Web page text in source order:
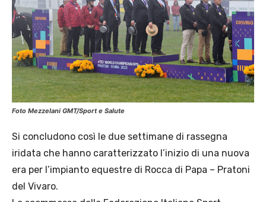
Foto Mezzelani GMT/Sport e Salute
Si concludono così le due settimane di rassegna
iridata che hanno caratterizzato l’inizio di una nuova
era per l’impianto equestre di Rocca di Papa – Pratoni
del Vivaro.